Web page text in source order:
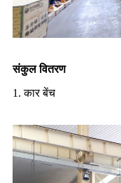
संकुल वितरण
1. कार बेंच